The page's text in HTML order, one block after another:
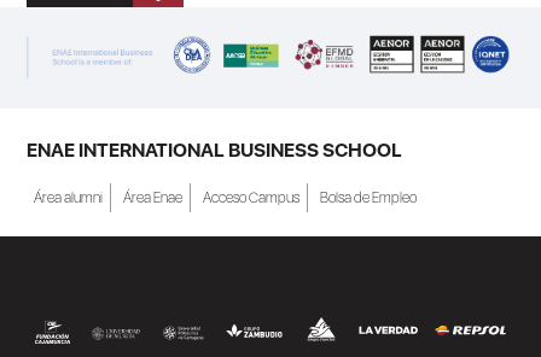
ENAE INTERNATIONAL BUSINESS SCHOOL
Área alumni Área Enae Acceso Campus Bolsa de Empleo